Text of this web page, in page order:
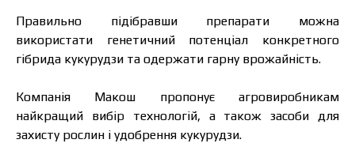
Правильно підібравши препарати можна
використати генетичний потенціал конкретного
гібрида кукурудзи та одержати гарну врожайність.
Компанія Макош пропонує агровиробникам
найкращий вибір технологій, а також засоби для
захисту рослин і удобрення кукурудзи.